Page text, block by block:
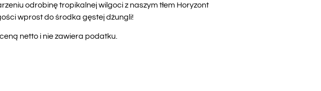
odrobinę tropikalnej wilgoci z naszym tłem Horyzont
wprost do środka gęstej dżungli!
netto i nie zawiera podatku